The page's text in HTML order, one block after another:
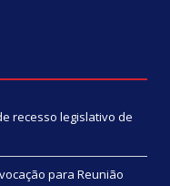
recesso legislativo de
para Reunião